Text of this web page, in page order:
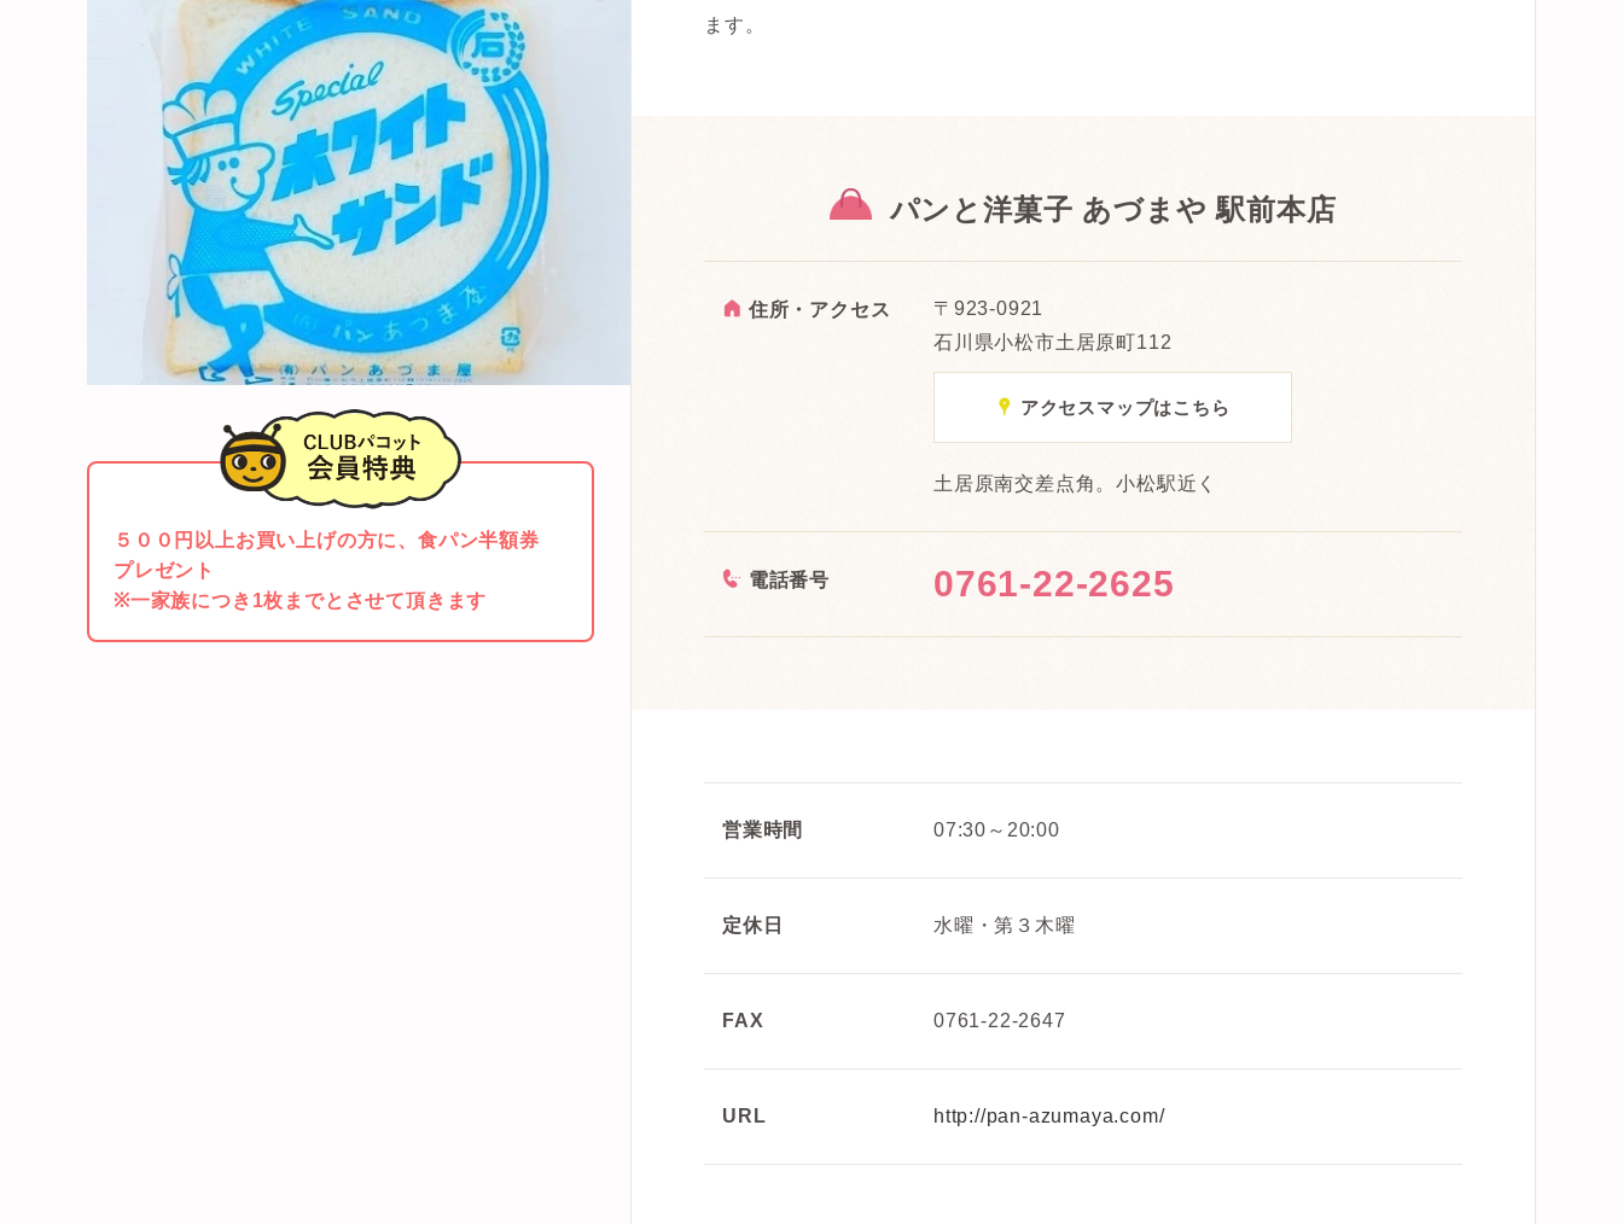
５００円以上お買い上げの方に、食パン半額券
プレゼント
※一家族につき1枚までとさせて頂きます
ます。
パンと洋菓子 あづまや 駅前本店
A 住所・アクセス
〒923-0921
石川県小松市土居原町112
x アクセスマップはこちら
土居原南交差点角。小松駅近く
< 電話番号 0761-22-2625
営業時間 07:30～20:00
定休日 水曜・第３木曜
FAX 0761-22-2647
URL http://pan-azumaya.com/